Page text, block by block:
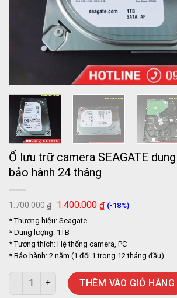
Ổ lưu trữ camera SEAGATE
bảo hành 24 tháng
1.700.000₫
Giá
là:
1.700.000 ₫.
1.400.000 ₫Giá
hiện
1.400.000 ₫.
(-18%)
* Thương hiệu: Seagate
* Dung lượng: 1TB
* Tương thích: Hệ thống camera, PC
* Bảo hành: 2 năm (1 đổi 1 trong 12 tháng đầu)
Ổ lưu trữ camera SEAGATE dung lượng
THÊM VÀO GIỎ HÀNG